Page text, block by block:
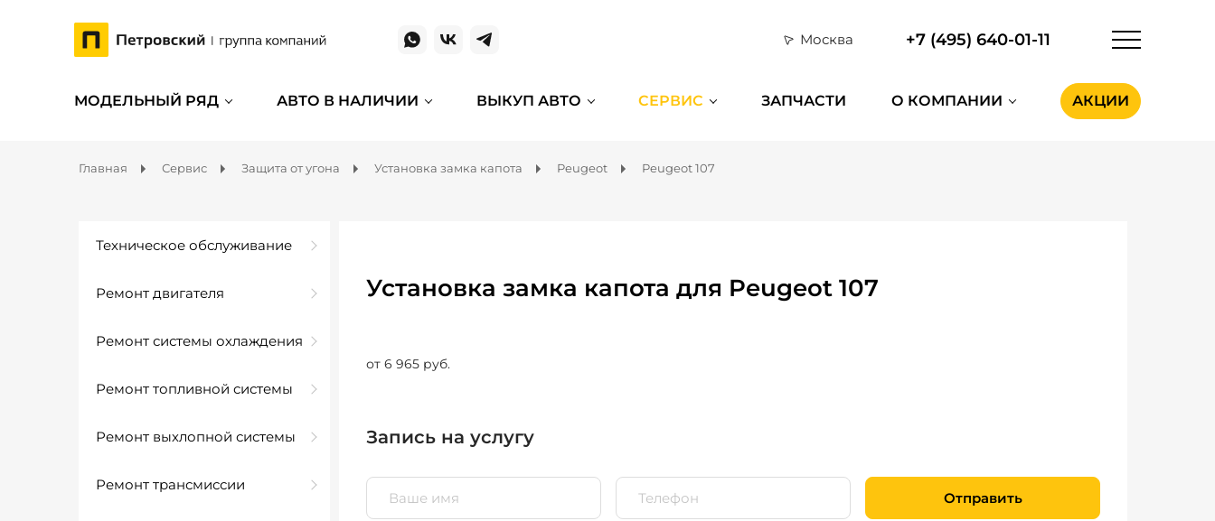
Москва +7 (495) 640-01-11
МОДЕЛЬНЫЙ РЯД АВТО В НАЛИЧИИ ВЫКУП АВТО СЕРВИС ЗАПЧАСТИ О КОМПАНИИ АКЦИИ
Главная Сервис Защита от угона Установка замка капота Peugeot Peugeot 107
Техническое обслуживание
Ремонт двигателя
Ремонт системы охлаждения
Ремонт топливной системы
Ремонт выхлопной системы
Ремонт трансмиссии
Установка замка капота для Peugeot 107
от 6 965 руб.
Запись на услугу
Отправить